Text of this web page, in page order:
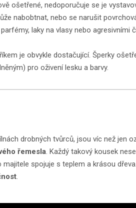
ošetřené, nedoporučuje se je
nabobtnat, nebo se narušit
laky na vlasy nebo agresivními
je obvykle dostačující. Šperky
pro oživení lesku a barvy.
drobných tvůrců, jsou víc než jen
řemesla. Každý takový kousek
spojuje s teplem a krásou
.